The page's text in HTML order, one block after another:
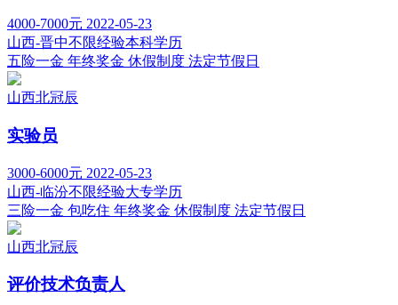
4000-7000元 2022-05-23
山西-晋中不限经验本科学历
五险一金 年终奖金 休假制度 法定节假日
山西北冠辰
实验员
3000-6000元 2022-05-23
山西-临汾不限经验大专学历
三险一金 包吃住 年终奖金 休假制度 法定节假日
山西北冠辰
评价技术负责人